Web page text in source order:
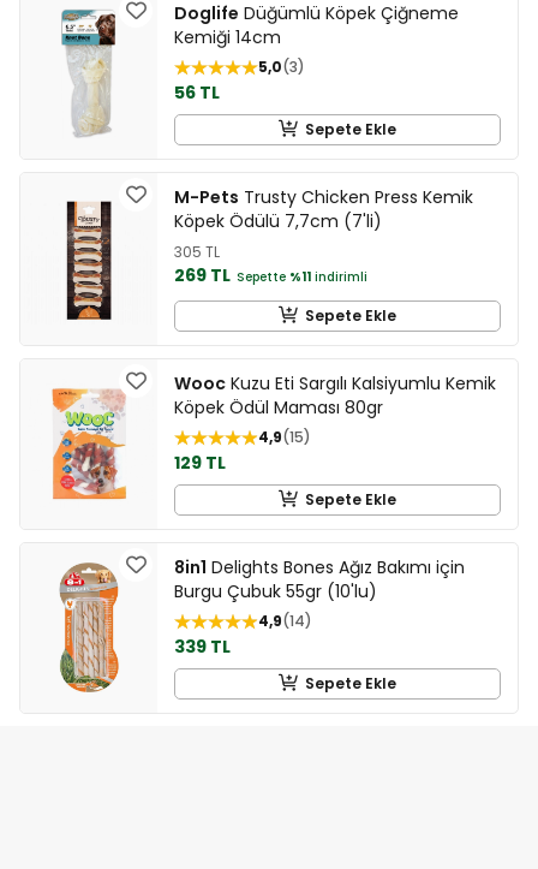
Doglife Düğümlü Köpek Çiğneme
Kemiği 14cm
5,0 3
56 TL
Sepete Ekle
M-Pets Trusty Chicken Press Kemik
Köpek Ödülü 7,7cm (7'li)
305 TL
269 TL Sepette %11 indirimli
Sepete Ekle
Wooc Kuzu Eti Sargılı Kalsiyumlu Kemik
Köpek Ödül Maması 80gr
4,9 15
129 TL
Sepete Ekle
8in1 Delights Bones Ağız Bakımı için
Burgu Çubuk 55gr (10'lu)
4,9 14
339 TL
Sepete Ekle